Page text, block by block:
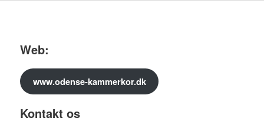
Web:
www.odense-kammerkor.dk
Kontakt os